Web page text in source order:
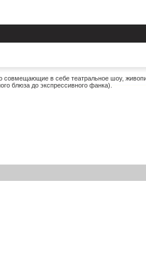
совмещающие в себе театральное шоу,
блюза до экспрессивного фанка).